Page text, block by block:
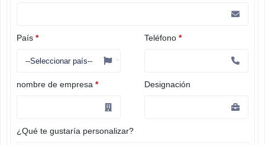
País * Teléfono *
nombre de empresa * Designación
¿Qué te gustaría personalizar?